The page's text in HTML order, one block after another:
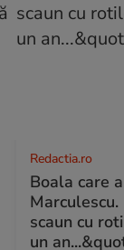
Redactia.ro
Boala care
scaun cu
un